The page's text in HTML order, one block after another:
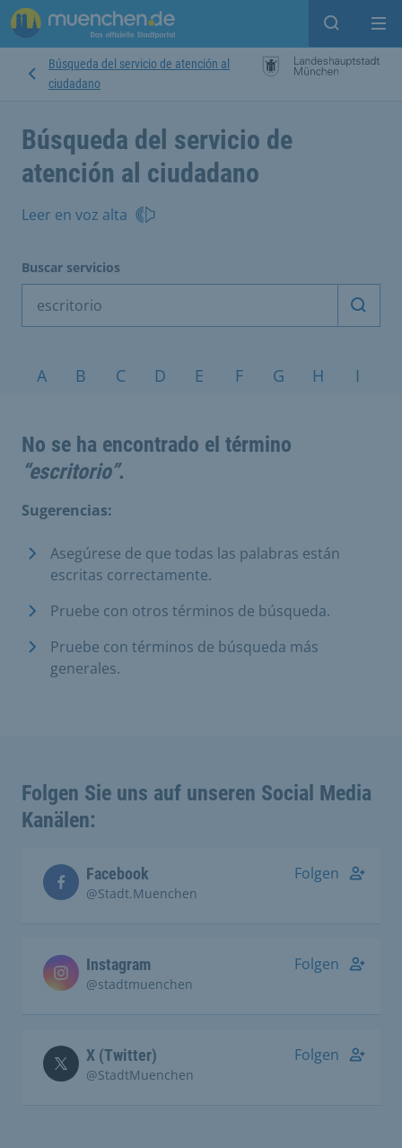
Open
Búsqueda del servicio de atención al
ciudadano
Búsqueda del servicio de
atención al ciudadano
Leer en voz alta
Buscar servicios
Temas A-Z
A B C D E F G H I
No se ha encontrado el término
“escritorio”.
Sugerencias:
Asegúrese de que todas las palabras están
escritas correctamente.
Pruebe con otros términos de búsqueda.
Pruebe con términos de búsqueda más
generales.
Folgen Sie uns auf unseren Social Media
Kanälen:
Facebook
@Stadt.Muenchen
Folgen
Instagram
@stadtmuenchen
Folgen
X (Twitter)
@StadtMuenchen
Folgen